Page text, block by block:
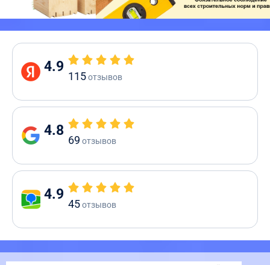
4.9
115отзывов
4.8
69 отзывов
4.9
45отзывов